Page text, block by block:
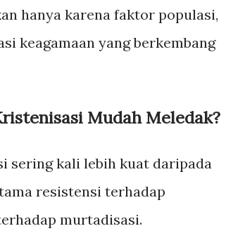
hanya karena faktor populasi,
keagamaan yang berkembang
Mudah Meledak?
sering kali lebih kuat daripada
resistensi terhadap
murtadisasi.